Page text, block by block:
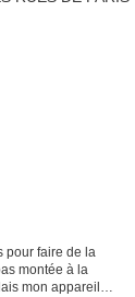
pour faire de la
montée à la
mon appareil